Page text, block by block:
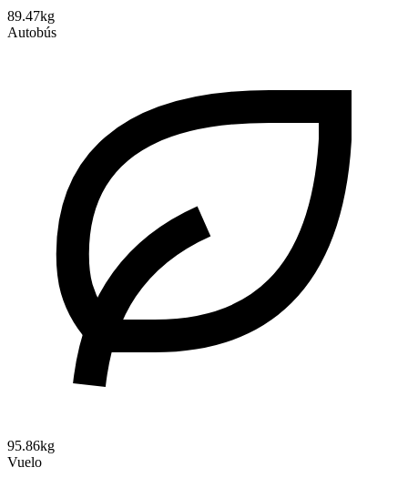
89.47kg
Autobús
95.86kg
Vuelo